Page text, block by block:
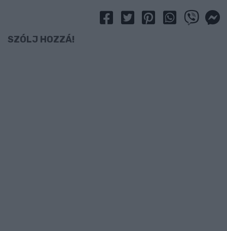
SZÓLJ HOZZÁ!